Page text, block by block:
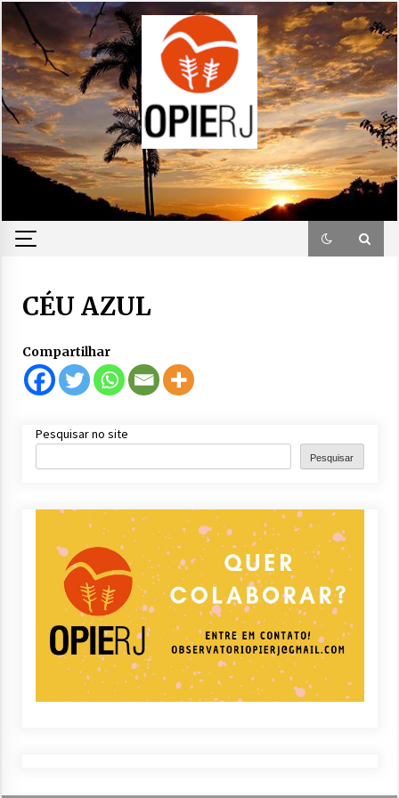
Skip
to
content
CÉU AZUL
Compartilhar
Pesquisar no site
Pesquisar